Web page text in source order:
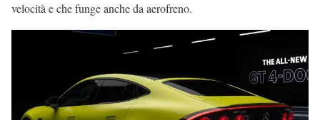
velocità e che funge anche da aerofreno.